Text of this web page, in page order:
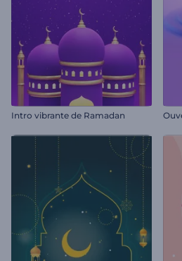
Intro vibrante de Ramadan